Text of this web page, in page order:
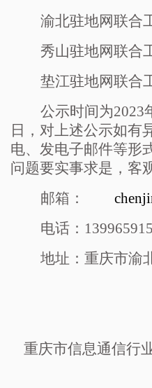
渝北驻地网联合
秀山驻地网联合
垫江驻地网联合
公示时间为2023
日，对上述公示如有
电、发电子邮件等形
问题要实事求是，客
邮箱：
电话：
地址：重庆市渝
重庆市信息通信行